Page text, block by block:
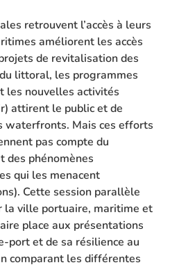
retrouvent l’accès à leurs
améliorent les accès
de revitalisation des
littoral, les programmes
les nouvelles activités
attirent le public et de
waterfronts. Mais ces efforts
pas compte du
des phénomènes
qui les menacent
Cette session parallèle
la ville portuaire, maritime et
place aux présentations
port et de sa résilience au
comparant les différentes